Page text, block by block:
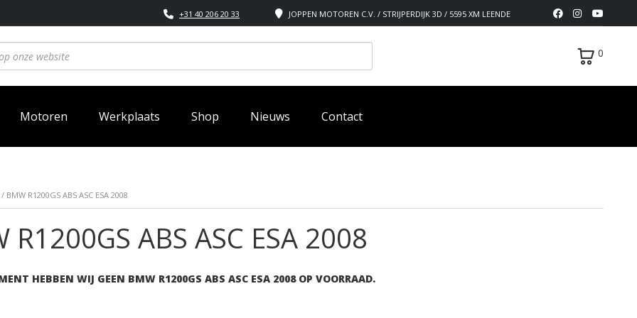
JOPPEN MOTOREN C.V. / STRIJPERDIJK 3D / 5595 XM LEENDE
+31 40 206 20 33
0
Motoren Werkplaats Shop Nieuws Contact
/ BMW R1200GS ABS ASC ESA 2008
R1200GS ABS ASC ESA 2008
HEBBEN WIJ GEEN BMW R1200GS ABS ASC ESA 2008 OP VOORRAAD.